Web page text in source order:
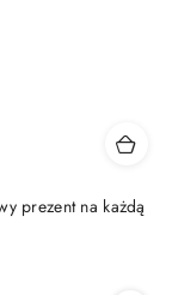
prezent na każdą